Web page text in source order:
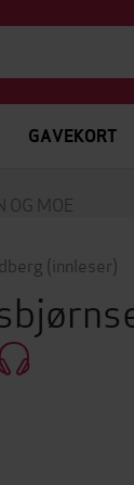
GAVEKORT
OG MOE
(innleser)